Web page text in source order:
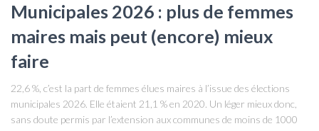
Municipales 2026 : plus de femmes
maires mais peut (encore) mieux
faire
22,6 %, c’est la part de femmes élues maires à l’issue des élections
municipales 2026. Elle étaient 21,1 % en 2020. Un léger mieux donc,
sans doute permis par l’extension aux communes de moins de 1000